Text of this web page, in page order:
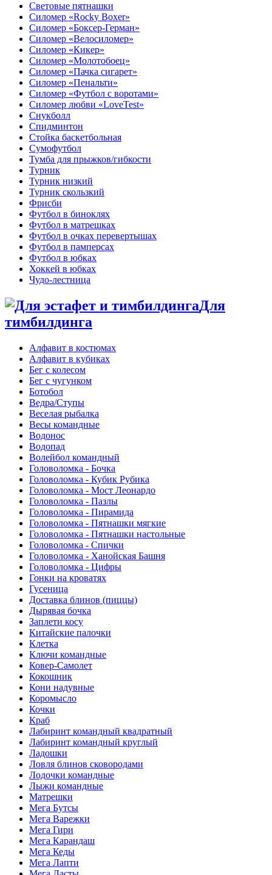
Световые пятнашки
Силомер «Rocky Boxer»
Силомер «Боксер-Герман»
Силомер «Велосиломер»
Силомер «Кикер»
Силомер «Молотобоец»
Силомер «Пачка сигарет»
Силомер «Пенальти»
Силомер «Футбол с воротами»
Силомер любви «LoveTest»
Снукболл
Спидминтон
Стойка баскетбольная
Сумофутбол
Тумба для прыжков/гибкости
Турник
Турник низкий
Турник скользкий
Фрисби
Футбол в биноклях
Футбол в матрешках
Футбол в очках перевертышах
Футбол в памперсах
Футбол в юбках
Хоккей в юбках
Чудо-лестница
Для
тимбилдинга
Алфавит в костюмах
Алфавит в кубиках
Бег с колесом
Бег с чугунком
Ботобол
Ведра/Ступы
Веселая рыбалка
Весы командные
Водонос
Водопад
Волейбол командный
Головоломка - Бочка
Головоломка - Кубик Рубика
Головоломка - Мост Леонардо
Головоломка - Пазлы
Головоломка - Пирамида
Головоломка - Пятнашки мягкие
Головоломка - Пятнашки настольные
Головоломка - Спички
Головоломка - Ханойская Башня
Головоломка - Цифры
Гонки на кроватях
Гусеница
Доставка блинов (пиццы)
Дырявая бочка
Заплети косу
Китайские палочки
Клетка
Ключи командные
Ковер-Самолет
Кокошник
Кони надувные
Коромысло
Кочки
Краб
Лабиринт командный квадратный
Лабиринт командный круглый
Ладошки
Ловля блинов сковородами
Лодочки командные
Лыжи командные
Матрешки
Мега Бутсы
Мега Варежки
Мега Гири
Мега Карандаш
Мега Кеды
Мега Лапти